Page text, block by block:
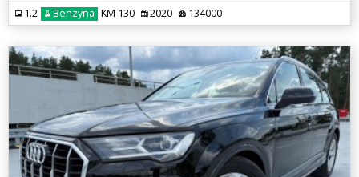
1.2 Benzyna KM 130 2020 134000